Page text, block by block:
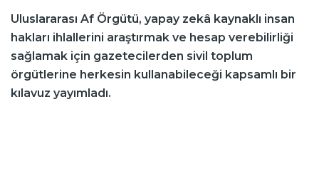
Uluslararası Af Örgütü, yapay zekâ kaynaklı insan
hakları ihlallerini araştırmak ve hesap verebilirliği
sağlamak için gazetecilerden sivil toplum
örgütlerine herkesin kullanabileceği kapsamlı bir
kılavuz yayımladı.